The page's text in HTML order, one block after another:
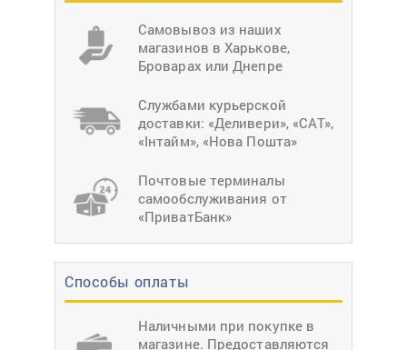
Самовывоз из наших
магазинов в Харькове,
Броварах или Днепре
Службами курьерской
доставки: «Деливери», «САТ»,
«Інтайм», «Нова Пошта»
Почтовые терминалы
самообслуживания от
«ПриватБанк»
Способы оплаты
Наличными при покупке в
магазине. Предоставляются